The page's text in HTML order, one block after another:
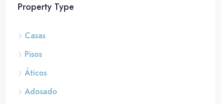
Property Type
Casas
Pisos
Áticos
Adosado